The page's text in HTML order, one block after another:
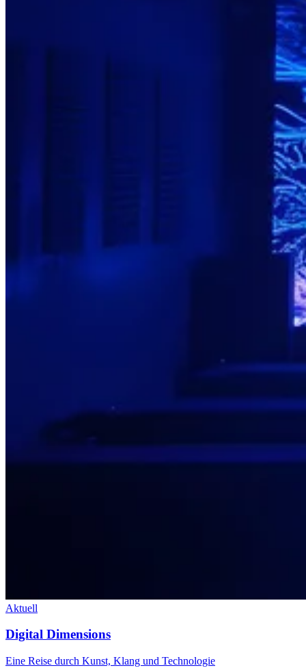
Aktuell
Digital Dimensions
Eine Reise durch Kunst, Klang und Technologie